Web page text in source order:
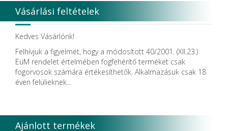
Dentsply Sirona
Detax
DFS
DIADENT
DIRECTA AB
Discus Dental PHILIPS
DISPOTECH S.r.l.
DKL
DUX
Edelweiss Dentistry Products GmbH
Vásárlási feltételek
Kedves Vásárlónk!
Felhívjuk a figyelmét, hogy a módosított 40/2001. (XII.23.)
EüM rendelet értelmében fogfehérítő terméket csak
fogorvosok számára értékesíthetők. Alkalmazásuk csak 18
éven felülieknek...
Ajánlott termékek